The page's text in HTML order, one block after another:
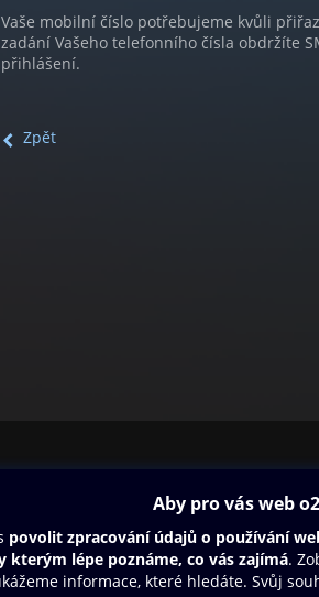
Vaše mobilní číslo potřebujeme kvůli
zadání Vašeho telefonního čísla obdržíte
přihlášení.
Zpět
Dárkový poukaz
Nápověda
Oneplay
Sport